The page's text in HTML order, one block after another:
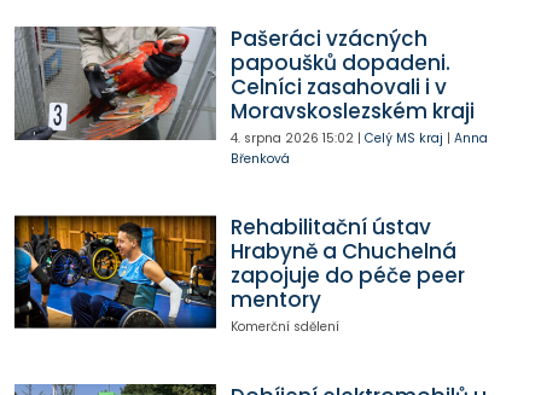
Pašeráci vzácných
papoušků dopadeni.
Celníci zasahovali i v
Moravskoslezském kraji
4. srpna 2026 15:02| Celý MS kraj | Anna
Břenková
Rehabilitační ústav
Hrabyně a Chuchelná
zapojuje do péče peer
mentory
Komerční sdělení